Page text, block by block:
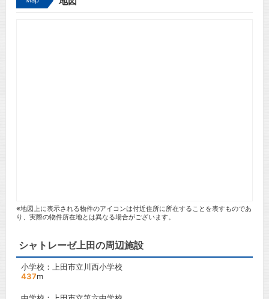
※地図上に表示される物件のアイコンは付近住所に所在することを表すものであ
り、実際の物件所在地とは異なる場合がございます。
シャトレーゼ上田の周辺施設
小学校：上田市立川西小学校
437m